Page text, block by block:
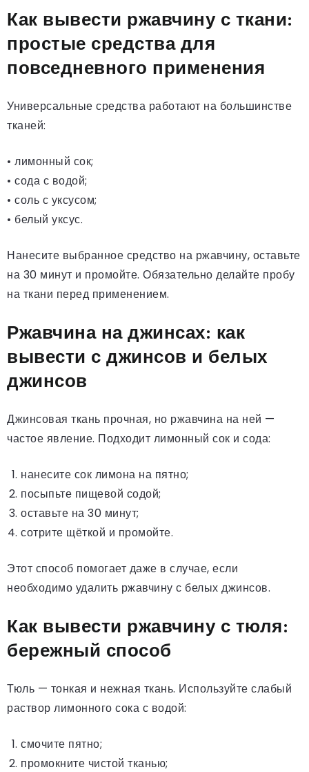
Как вывести ржавчину с ткани:
простые средства для
повседневного применения
Универсальные средства работают на большинстве
тканей:
• лимонный сок;
• сода с водой;
• соль с уксусом;
• белый уксус.
Нанесите выбранное средство на ржавчину, оставьте
на 30 минут и промойте. Обязательно делайте пробу
на ткани перед применением.
Ржавчина на джинсах: как
вывести с джинсов и белых
джинсов
Джинсовая ткань прочная, но ржавчина на ней —
частое явление. Подходит лимонный сок и сода:
нанесите сок лимона на пятно;
посыпьте пищевой содой;
оставьте на 30 минут;
сотрите щёткой и промойте.
Этот способ помогает даже в случае, если
необходимо удалить ржавчину с белых джинсов.
Как вывести ржавчину с тюля:
бережный способ
Тюль — тонкая и нежная ткань. Используйте слабый
раствор лимонного сока с водой:
смочите пятно;
промокните чистой тканью;